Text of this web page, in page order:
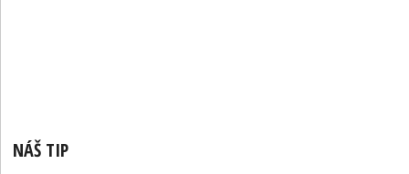
NÁŠ TIP